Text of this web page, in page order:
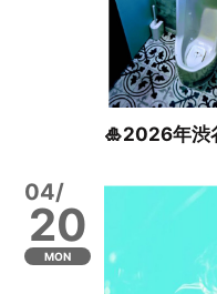
🎍2026年渋
04/
20
MON